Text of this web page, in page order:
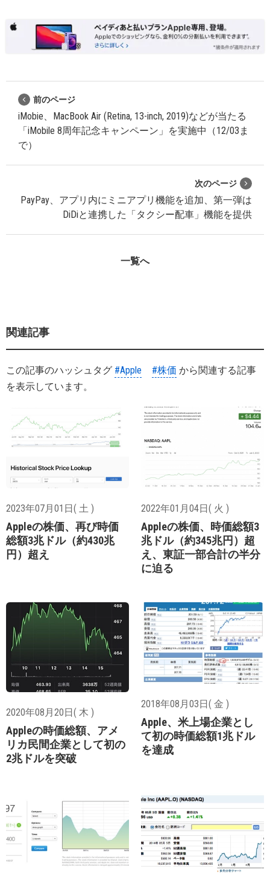
前のページ
iMobie、MacBook Air (Retina, 13-inch, 2019)などが当たる
「iMobile 8周年記念キャンペーン」を実施中（12/03ま
で）
次のページ
PayPay、アプリ内にミニアプリ機能を追加、第一弾は
DiDiと連携した「タクシー配車」機能を提供
一覧へ
関連記事
この記事のハッシュタグ #Apple #株価 から関連する記事
を表示しています。
2023年07月01日( 土 )
Appleの株価、再び時価
総額3兆ドル（約430兆
円）超え
2022年01月04日( 火 )
Appleの株価、時価総額3
兆ドル（約345兆円）超
え、東証一部合計の半分
に迫る
2020年08月20日( 木 )
Appleの時価総額、アメ
リカ民間企業として初の
2兆ドルを突破
2018年08月03日( 金 )
Apple、米上場企業とし
て初の時価総額1兆ドル
を達成